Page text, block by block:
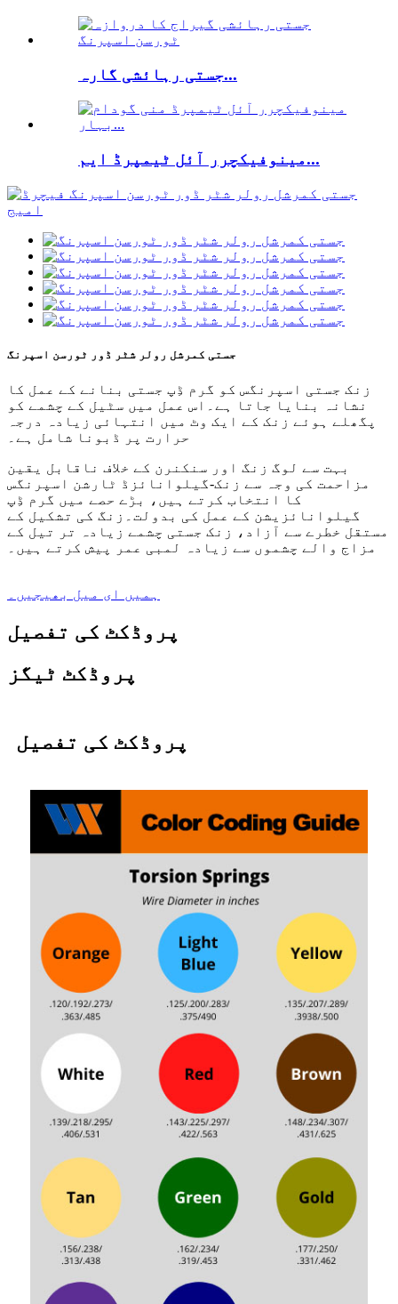
جستی رہائشی گارہ...
مینوفیکچرر آئل ٹیمپرڈ ایم...
جستی کمرشل رولر شٹر ڈور ٹورسن اسپرنگ
زنک جستی اسپرنگس کو گرم ڈِپ جستی بنانے کے عمل کا
نشانہ بنایا جاتا ہے۔اس عمل میں سٹیل کے چشمے کو
پگھلے ہوئے زنک کے ایک وٹ میں انتہائی زیادہ درجہ
حرارت پر ڈبونا شامل ہے۔
بہت سے لوگ زنگ اور سنکنرن کے خلاف ناقابل یقین
مزاحمت کی وجہ سے زنک-گیلوانائزڈ ٹارشن اسپرنگس
کا انتخاب کرتے ہیں، بڑے حصے میں گرم ڈِپ
گیلوانائزیشن کے عمل کی بدولت۔زنگ کی تشکیل کے
مستقل خطرے سے آزاد، زنک جستی چشمے زیادہ تر تیل کے
مزاج والے چشموں سے زیادہ لمبی عمر پیش کرتے ہیں۔
ہمیں ای میل بھیجیں۔
پروڈکٹ کی تفصیل
پروڈکٹ ٹیگز
پروڈکٹ کی تفصیل